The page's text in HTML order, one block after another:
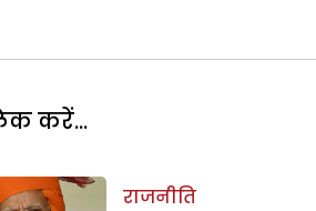
करें...
राजनीति